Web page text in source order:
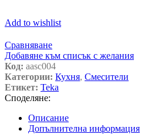
Add to wishlist
Сравняване
Добавяне към списък с желания
Код: aasc004
Категории: Кухня, Смесители
Етикет: Teka
Споделяне:
Описание
Допълнителна информация